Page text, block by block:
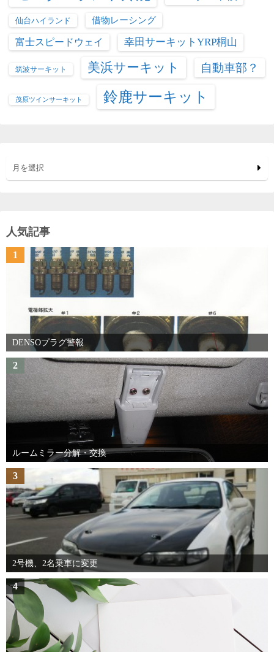
仙台ハイランド 借物レーシング
富士スピードウェイ 幸田サーキットYRP桐山
筑波サーキット 美浜サーキット 自動車部？
茂原ツインサーキット 鈴鹿サーキット
月を選択
人気記事
1
DENSOプラグ警報
2
ルームミラー分解・交換
3
2号機、2名乗車に変更
4